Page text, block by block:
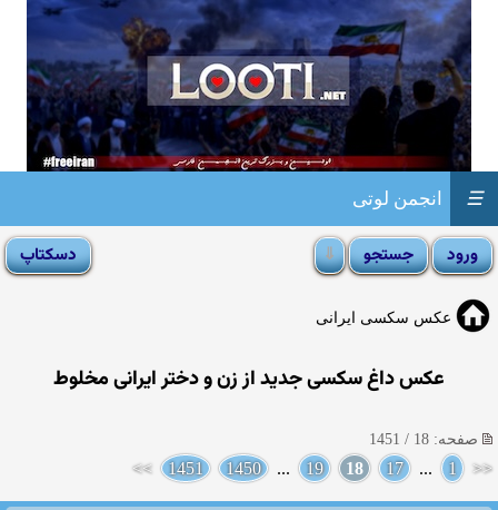
انجمن لوتی ☰
عکس سکسی ایرانی
عکس داغ سکسی جدید از زن و دختر ایرانی مخلوط
صفحه: 18 / 1451
<<
1
...
17
18
19
...
1450
1451
>>